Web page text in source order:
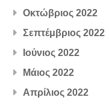
Οκτώβριος 2022
Σεπτέμβριος 2022
Ιούνιος 2022
Μάιος 2022
Απρίλιος 2022